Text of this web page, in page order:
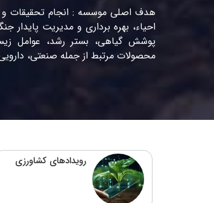
هدف اصلی موسسه : انجام تحقیقات و
احیاء، بهره برداری و مدیریت پایدار
پوشش گیاهی، بستر رشد، عوامل
محصولات مرتبط از جمله صنعتی،
رویدادهای کشاورزی